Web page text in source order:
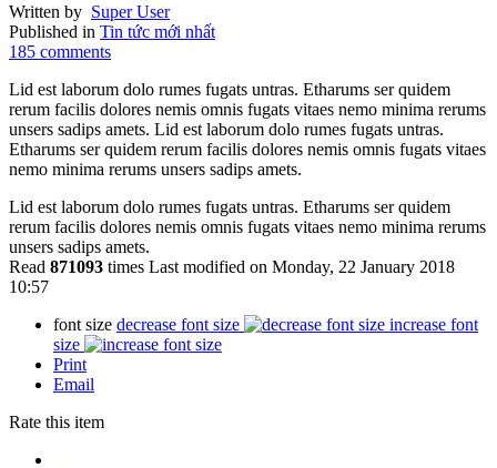
Written by Super User
Published in Tin tức mới nhất
185 comments
Lid est laborum dolo rumes fugats untras. Etharums ser quidem
rerum facilis dolores nemis omnis fugats vitaes nemo minima rerums
unsers sadips amets. Lid est laborum dolo rumes fugats untras.
Etharums ser quidem rerum facilis dolores nemis omnis fugats vitaes
nemo minima rerums unsers sadips amets.
Lid est laborum dolo rumes fugats untras. Etharums ser quidem
rerum facilis dolores nemis omnis fugats vitaes nemo minima rerums
unsers sadips amets.
Read 871093 times Last modified on Monday, 22 January 2018
10:57
font size decrease font size
increase font
size
Print
Email
Rate this item